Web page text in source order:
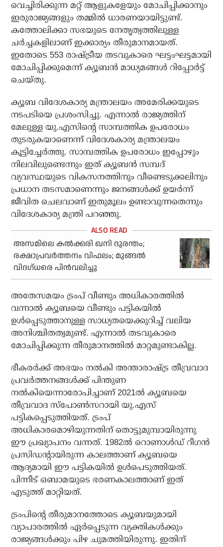
വെച്ചിരിക്കുന്ന മറ്റ് ആളുകളേയും മോചിപ്പിക്കാനും
ഇരുരാജ്യങ്ങളും തമ്മില്‍ ധാരണയായിട്ടുണ്ട്.
കത്തോലിക്കാ സഭയുടെ നേതൃത്വത്തിലുള്ള
ചര്‍ച്ചകളിലാണ് ഇക്കാര്യം തീരുമാനമായത്.
ഇതോടെ 553 രാഷ്ട്രീയ തടവുകാരെ ഘട്ടംഘട്ടമായി
മോചിപ്പിക്കുമെന്ന് ക്യൂബന്‍ മാധ്യമങ്ങള്‍ റിപ്പോര്‍ട്ട്
ചെയ്തു.
ക്യൂബ വിദേശകാര്യ മന്ത്രാലയം അമേരിക്കയുടെ
നടപടിയെ പ്രശംസിച്ചു. എന്നാല്‍ രാജ്യത്തിന്
മേലുള്ള യു.എസിന്റെ സാമ്പത്തിക ഉപരോധം
തുടരുകയാണെന്ന് വിദേശകാര്യ മന്ത്രാലയം
കൂട്ടിച്ചേര്‍ത്തു. സാമ്പത്തിക ഉപരോധം ഇപ്പോഴും
നിലവിലുണ്ടെന്നും ഇത് ക്യൂബന്‍ സമ്പദ്
വ്യവസ്ഥയുടെ വികസനത്തിനും വീണ്ടെടുക്കലിനും
പ്രധാന തടസമാണെന്നും ജനങ്ങള്‍ക്ക് ഉയര്‍ന്ന്
ജീവിത ചെലവാണ് ഇതുമൂലം ഉണ്ടാവുന്നതെന്നും
വിദേശകാര്യ മന്ത്രി പറഞ്ഞു.
അസമിലെ കല്‍ക്കരി ഖനി ദുരന്തം;
രക്ഷാപ്രവര്‍ത്തനം വിഫലം; മുങ്ങല്‍
വിദഗ്ധരെ പിന്‍വലിച്ചു
അതേസമയം ട്രംപ് വീണ്ടും അധികാരത്തില്‍
വന്നാല്‍ ക്യൂബയെ വീണ്ടും പട്ടികയില്‍
ഉള്‍പ്പെടുത്താനുള്ള സാധ്യതയെക്കുറിച്ച് വലിയ
അനിശ്ചിതത്വമുണ്ട്. എന്നാല്‍ തടവുകാരെ
മോചിപ്പിക്കുന്ന തീരുമാനത്തില്‍ മാറ്റമുണ്ടാകില്ല.
ഭീകരര്‍ക്ക് അഭയം നല്‍കി അന്താരാഷ്ട്ര തീവ്രവാദ
പ്രവര്‍ത്തനങ്ങള്‍ക്ക് പിന്തുണ
നല്‍കിയെന്നാരോപിച്ചാണ് 2021ല്‍ ക്യൂബയെ
തീവ്രവാദ സ്‌പോണ്‍സറായി യു.എസ്
പട്ടികപ്പെടുത്തിയത്. ട്രംപ്
അധികാരമൊഴിയുന്നതിന് തൊട്ടുമുമ്പായിരുന്നു
ഈ പ്രഖ്യാപനം വന്നത്. 1982ല്‍ റൊണാള്‍ഡ് റീഗന്‍
പ്രസിഡന്റായിരുന്ന കാലത്താണ് ക്യൂബയെ
ആദ്യമായി ഈ പട്ടികയില്‍ ഉള്‍പെടുത്തിയത്.
പിന്നീട് ഒബാമയുടെ ഭരണകാലത്താണ് ഇത്
എടുത്ത് മാറ്റിയത്.
ട്രംപിന്റെ തീരുമാനത്തോടെ ക്യൂബയുമായി
വ്യാപാരത്തില്‍ ഏര്‍പ്പെടുന്ന വ്യക്തികള്‍ക്കും
രാജ്യങ്ങള്‍ക്കും പിഴ ചുമത്തിയിരുന്നു. ഇതിന്